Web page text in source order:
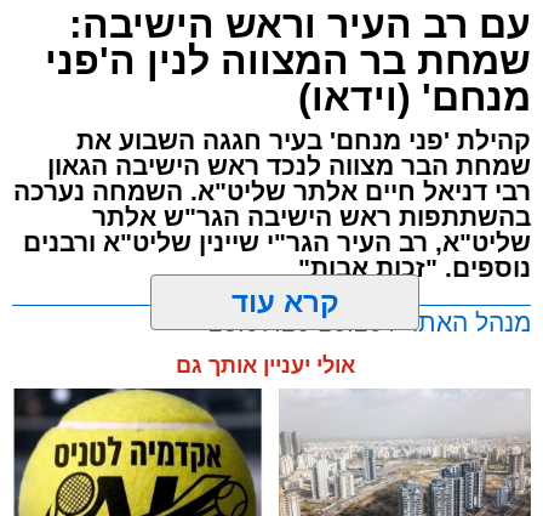
עם רב העיר וראש הישיבה:
שמחת בר המצווה לנין ה'פני
מנחם' (וידאו)
קהילת 'פני מנחם' בעיר חגגה השבוע את
שמחת הבר מצווה לנכד ראש הישיבה הגאון
רבי דניאל חיים אלתר שליט"א. השמחה נערכה
בהשתתפות ראש הישיבה הגר"ש אלתר
שליט"א, רב העיר הגר"י שיינין שליט"א ורבנים
נוספים. "זכות אבות"
מנהל האתר / 16:20 28.07.26
תגים:הגר"ש אלתר, רבי דניאל אלתר , הרב יוסף
קרא עוד
אולי יעניין אותך גם